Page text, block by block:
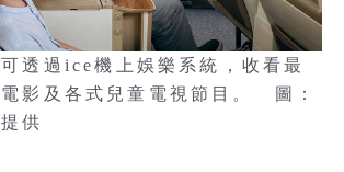
透過ice機上娛樂系統，收看最
影及各式兒童電視節目。 圖：
供